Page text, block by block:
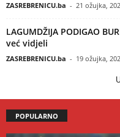
ZASREBRENICU.ba - 21 ožujka,
LAGUMDŽIJA PODIGAO
već vidjeli
ZASREBRENICU.ba - 19 ožujka,
POPULARNO